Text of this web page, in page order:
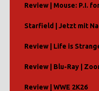
Review | Mouse: P.I.
Starfield | Jetzt mit
Review | Life is
Review | Blu-Ray |
Review | WWE 2K26